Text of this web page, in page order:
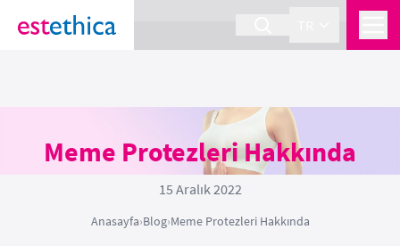
section Service {
Meme Protezleri Hakkında
15 Aralık 2022
Anasayfa›Blog›Meme Protezleri Hakkında